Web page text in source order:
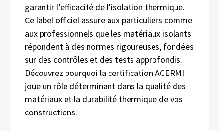
garantir l’efficacité de l’isolation thermique.
Ce label officiel assure aux particuliers comme
aux professionnels que les matériaux isolants
répondent à des normes rigoureuses, fondées
sur des contrôles et des tests approfondis.
Découvrez pourquoi la certification ACERMI
joue un rôle déterminant dans la qualité des
matériaux et la durabilité thermique de vos
constructions.